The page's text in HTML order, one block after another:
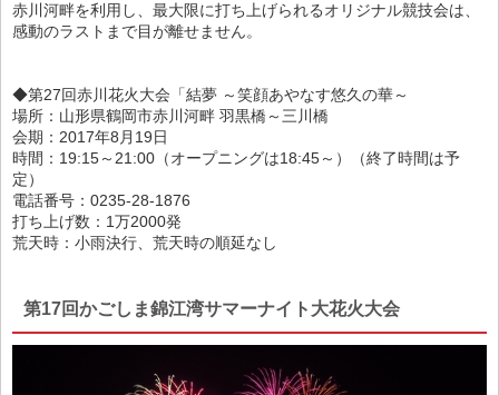
赤川河畔を利用し、最大限に打ち上げられるオリジナル競技会は、
感動のラストまで目が離せません。
◆第27回赤川花火大会「結夢 ～笑顔あやなす悠久の華～
場所：山形県鶴岡市赤川河畔 羽黒橋～三川橋
会期：2017年8月19日
時間：19:15～21:00（オープニングは18:45～）（終了時間は予
定）
電話番号：0235-28-1876
打ち上げ数：1万2000発
荒天時：小雨決行、荒天時の順延なし
第17回かごしま錦江湾サマーナイト大花火大会